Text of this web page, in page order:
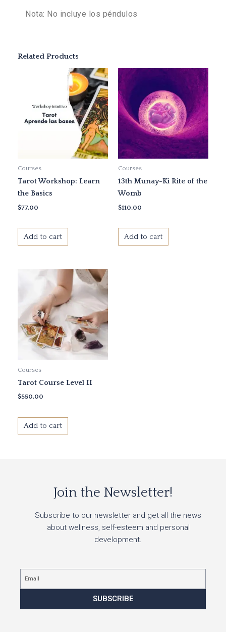
Nota: No incluye los péndulos
Related Products
Courses
Tarot Workshop: Learn
the Basics
$77.00
Add to cart
Courses
13th Munay-Ki Rite of the
Womb
$110.00
Add to cart
Courses
Tarot Course Level II
$550.00
Add to cart
Join the Newsletter!
Subscribe to our newsletter and get all the news
about wellness, self-esteem and personal
development.
Email
SUBSCRIBE